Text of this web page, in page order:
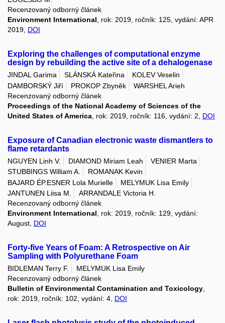
Recenzovaný odborný článek
Environment International , rok: 2019, ročník: 125, vydání: APR
2019, DOI
Exploring the challenges of computational enzyme
design by rebuilding the active site of a dehalogenase
JINDAL Garima SLÁNSKÁ Kateřina
KOLEV Veselin
DAMBORSKÝ Jiří
PROKOP Zbyněk
WARSHEL Arieh
Recenzovaný odborný článek
Proceedings of the National Academy of Sciences of the
United States of America , rok: 2019, ročník: 116, vydání: 2, DOI
Exposure of Canadian electronic waste dismantlers to
flame retardants
NGUYEN Linh V. DIAMOND Miriam Leah
VENIER Marta
STUBBINGS William A.
ROMANAK Kevin
BAJARD ÉP.ESNER Lola Murielle
MELYMUK Lisa Emily
JANTUNEN Liisa M.
ARRANDALE Victoria H.
Recenzovaný odborný článek
Environment International , rok: 2019, ročník: 129, vydání:
August, DOI
Forty-five Years of Foam: A Retrospective on Air
Sampling with Polyurethane Foam
BIDLEMAN Terry F.
MELYMUK Lisa Emily
Recenzovaný odborný článek
Bulletin of Environmental Contamination and Toxicology
rok: 2019, ročník: 102, vydání: 4, DOI